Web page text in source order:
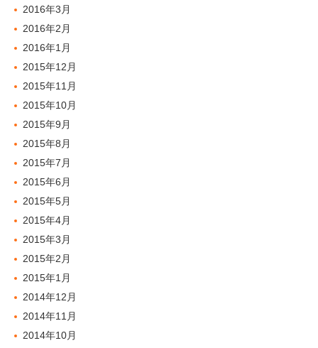
2016年3月
2016年2月
2016年1月
2015年12月
2015年11月
2015年10月
2015年9月
2015年8月
2015年7月
2015年6月
2015年5月
2015年4月
2015年3月
2015年2月
2015年1月
2014年12月
2014年11月
2014年10月